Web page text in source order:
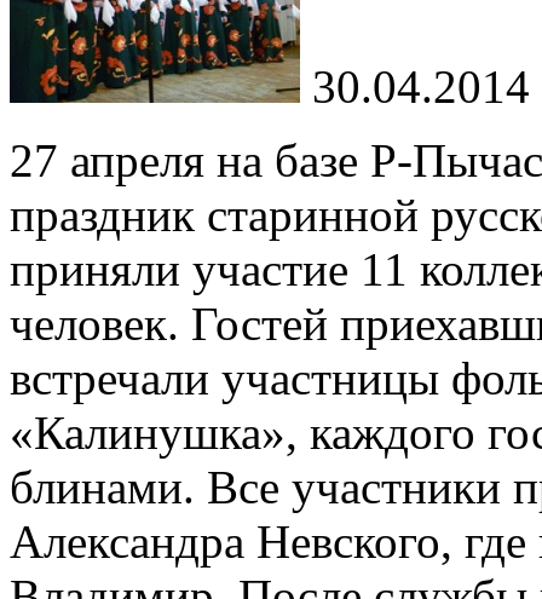
30.04.2014
27 апреля на базе Р-
праздник старинной
приняли участие 11
человек. Гостей
встречали участницы
«Калинушка», каждого
блинами. Все участники
Александра Невского,